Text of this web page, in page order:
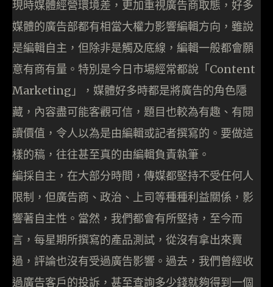
現時媒體經營環境差，更加重視廣告商取態，好多
媒體的廣告部都有相當大權力影響編輯方向，雖說
是編輯自主，但除非是觸及底線，編輯一般都會願
意有商有量。特別是今日市場經常都說「Content
Marketing」，媒體好多時都是將廣告的角色隱
藏，內容盡可能客觀可信，題目也較為有趣、有閱
讀價值，令人以為是由編輯或記者撰寫的。要做這
樣的稿，往往甚至真的由編輯負責執筆。
編採自主，在大部分時間，傳媒都堅持不受任何人
限制，但廣告商、政治、上司等種種利益關係，影
響著自主性。當然，我們都會有所堅持，至今而
言，每星期所撰寫的產品測試，從沒有拿出來賣
過，評論也沒有受過廣告影響。過去，我們曾經收
過廣告客戶的投訴，甚至查詢多少錢就夠得到一個